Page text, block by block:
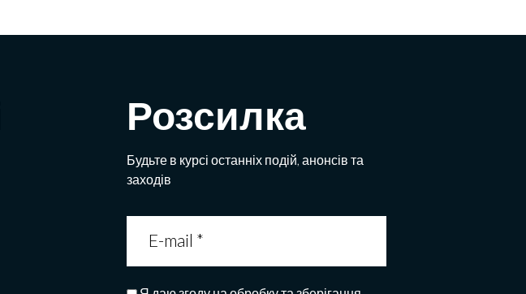
Розсилка
Будьте в курсі останніх подій, анонсів та
заходів